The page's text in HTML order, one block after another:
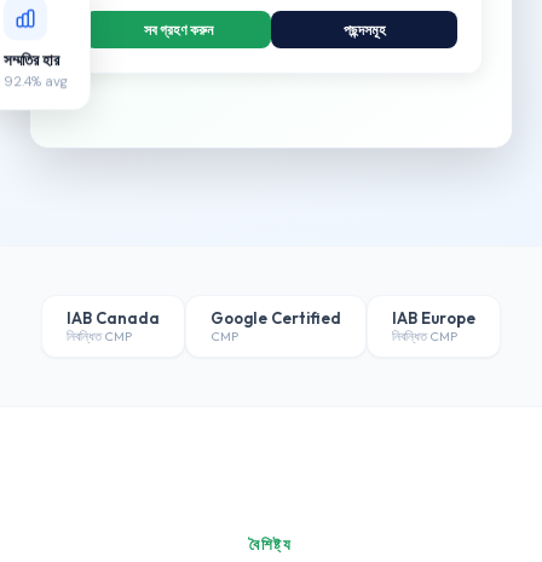
সব গ্রহণ করুন পছন্দসমূহ
সম্মতির হার
92.4% avg
IAB Canada
নিবন্ধিত CMP
Google Certified
CMP
IAB Europe
নিবন্ধিত CMP
বৈশিষ্ট্য